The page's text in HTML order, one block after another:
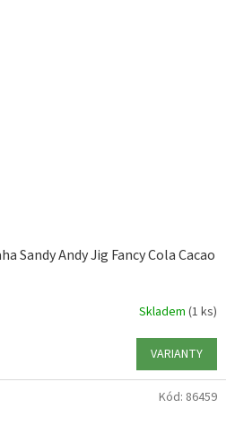
Sandy Andy Jig Fancy Cola Cacao
Skladem (1 ks)
VARIANTY
Kód: 86459